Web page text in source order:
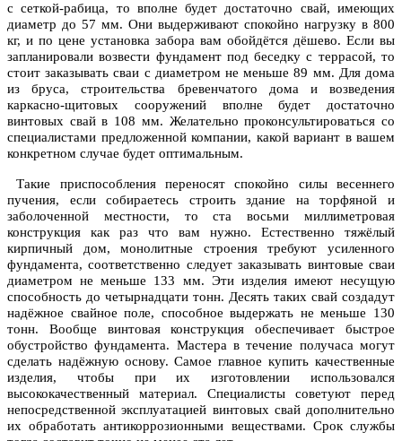
с сеткой-рабица, то вполне будет достаточно свай, имеющих
диаметр до 57 мм. Они выдерживают спокойно нагрузку в 800
кг, и по цене установка забора вам обойдётся дёшево. Если вы
запланировали возвести фундамент под беседку с террасой, то
стоит заказывать сваи с диаметром не меньше 89 мм. Для дома
из бруса, строительства бревенчатого дома и возведения
каркасно-щитовых сооружений вполне будет достаточно
винтовых свай в 108 мм. Желательно проконсультироваться со
специалистами предложенной компании, какой вариант в вашем
конкретном случае будет оптимальным.
Такие приспособления переносят спокойно силы весеннего
пучения, если собираетесь строить здание на торфяной и
заболоченной местности, то ста восьми миллиметровая
конструкция как раз что вам нужно. Естественно тяжёлый
кирпичный дом, монолитные строения требуют усиленного
фундамента, соответственно следует заказывать винтовые сваи
диаметром не меньше 133 мм. Эти изделия имеют несущую
способность до четырнадцати тонн. Десять таких свай создадут
надёжное свайное поле, способное выдержать не меньше 130
тонн. Вообще винтовая конструкция обеспечивает быстрое
обустройство фундамента. Мастера в течение получаса могут
сделать надёжную основу. Самое главное купить качественные
изделия, чтобы при их изготовлении использовался
высококачественный материал. Специалисты советуют перед
непосредственной эксплуатацией винтовых свай дополнительно
их обработать антикоррозионными веществами. Срок службы